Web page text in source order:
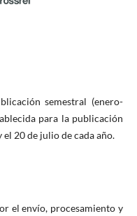
semestral (enero-
para la publicación
el 20 de julio de cada año.
el envío, procesamiento y